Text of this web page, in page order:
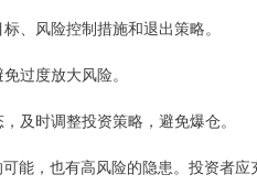
、风险控制措施和退出策略。
过度放大风险。
及时调整投资策略，避免爆仓。
能，也有高风险的隐患。投资者应